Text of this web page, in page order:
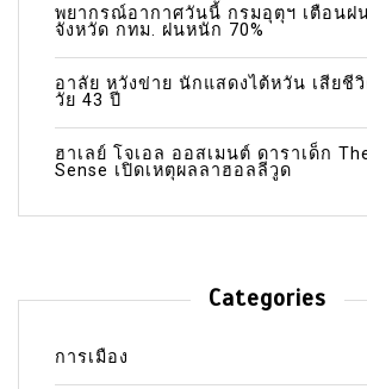
พยากรณ์อากาศวันนี้ กรมอุตุฯ เตือนฝ
จังหวัด กทม. ฝนหนัก 70%
อาลัย หวังข่าย นักแสดงไต้หวัน เสียชี
วัย 43 ปี
ฮาเลย์ โจเอล ออสเมนต์ ดาราเด็ก
Sense เปิดเหตุผลลาฮอลลีวูด
Categories
การเมือง